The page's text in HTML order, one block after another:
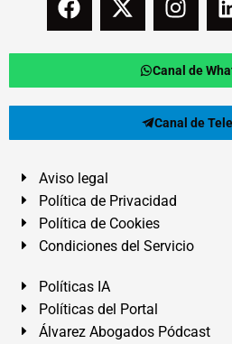
Canal de
Canal de
Aviso legal
Política de Privacidad
Política de Cookies
Condiciones del Servicio
Políticas IA
Políticas del Portal
Álvarez Abogados Pódcast